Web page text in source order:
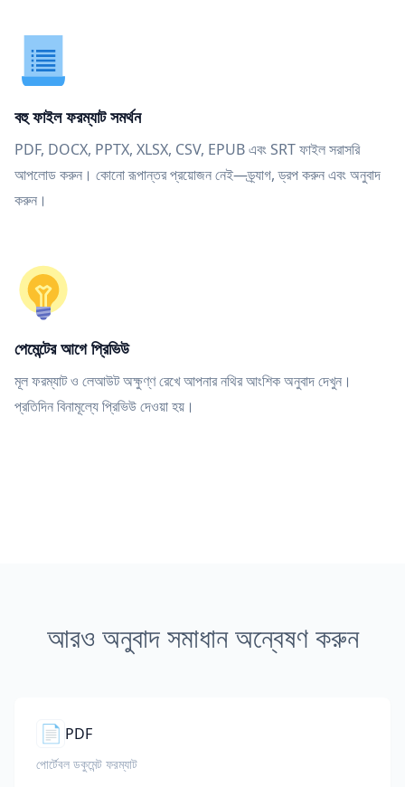
বহু ফাইল ফরম্যাট সমর্থন
PDF, DOCX, PPTX, XLSX, CSV, EPUB এবং SRT ফাইল সরাসরি
আপলোড করুন। কোনো রূপান্তর প্রয়োজন নেই—ড্র্যাগ, ড্রপ করুন এবং অনুবাদ
করুন।
পেমেন্টের আগে প্রিভিউ
মূল ফরম্যাট ও লেআউট অক্ষুণ্ণ রেখে আপনার নথির আংশিক অনুবাদ দেখুন।
প্রতিদিন বিনামূল্যে প্রিভিউ দেওয়া হয়।
আরও অনুবাদ সমাধান অন্বেষণ করুন
📄 PDF
পোর্টেবল ডকুমেন্ট ফরম্যাট